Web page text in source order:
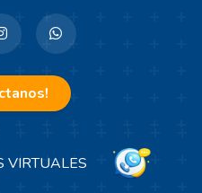
VIRTUALES